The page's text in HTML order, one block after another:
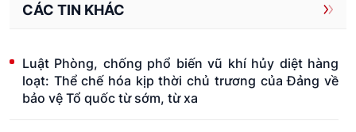
CÁC TIN KHÁC
Luật Phòng, chống phổ biến vũ khí hủy diệt hàng
loạt: Thể chế hóa kịp thời chủ trương của Đảng về
bảo vệ Tổ quốc từ sớm, từ xa